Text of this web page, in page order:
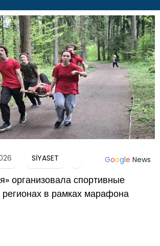
SİYASET Google News
организовала спортивные
в рамках марафона